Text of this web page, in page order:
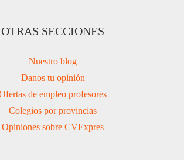
OTRAS SECCIONES
Nuestro blog
Danos tu opinión
de empleo profesores
Colegios por provincias
Opiniones sobre CVExpres